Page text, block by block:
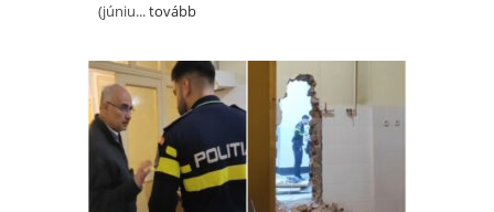
(júniu...tovább